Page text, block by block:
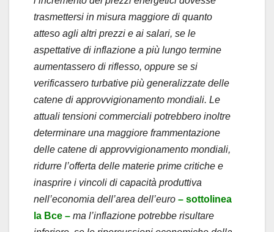
trasmettersi in misura maggiore di quanto
atteso agli altri prezzi e ai salari, se le
aspettative di inflazione a più lungo termine
aumentassero di riflesso, oppure se si
verificassero turbative più generalizzate delle
catene di approvvigionamento mondiali. Le
attuali tensioni commerciali potrebbero inoltre
determinare una maggiore frammentazione
delle catene di approvvigionamento mondiali,
ridurre l’offerta delle materie prime critiche e
inasprire i vincoli di capacità produttiva
nell’economia dell’area dell’euro – sottolinea
la Bce – ma l’inflazione potrebbe risultare